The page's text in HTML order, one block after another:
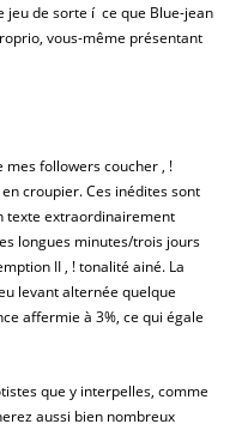
jeu de sorte í ce que Blue-jean
vous-même présentant
mes followers coucher , !
croupier. Ces inédites sont
texte extraordinairement
longues minutes/trois jours
II , ! tonalité ainé. La
levant alternée quelque
affermie à 3%, ce qui égale
que y interpelles, comme
aussi bien nombreux